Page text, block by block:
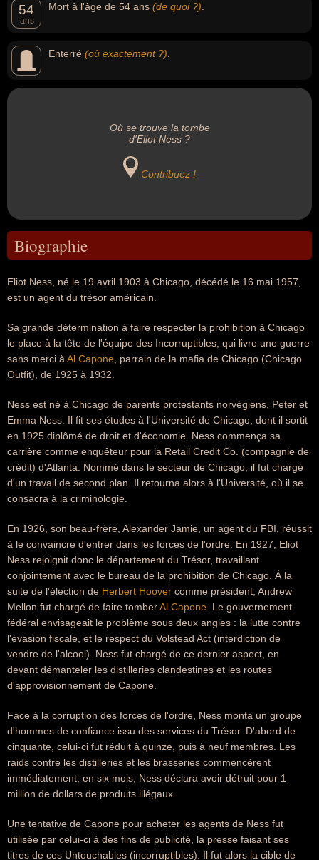
54
ans
Mort à l'âge de 54 ans (de quoi ?)
Enterré (où exactement ?)
Où se trouve la tombe
d'Eliot Ness ?
Contribuez !
Biographie
Eliot Ness, né le 19 avril 1903 à Chicago, décédé le 16 mai 1957,
est un agent du trésor américain.
Sa grande détermination à faire respecter la prohibition à Chicago
le place à la tête de l'équipe des Incorruptibles, qui livre une guerre
sans merci à Al Capone , parrain de la mafia de Chicago (Chicago
Outfit), de 1925 à 1932.
Ness est né à Chicago de parents protestants norvégiens, Peter et
Emma Ness. Il fit ses études à l'Université de Chicago, dont il sortit
en 1925 diplômé de droit et d'économie. Ness commença sa
carrière comme enquêteur pour la Retail Credit Co. (compagnie de
crédit) d'Atlanta. Nommé dans le secteur de Chicago, il fut chargé
d'un travail de second plan. Il retourna alors à l'Université, où il se
consacra à la criminologie.
En 1926, son beau-frère, Alexander Jamie, un agent du FBI, réussit
à le convaincre d'entrer dans les forces de l'ordre. En 1927, Eliot
Ness rejoignit donc le département du Trésor, travaillant
conjointement avec le bureau de la prohibition de Chicago. À la
suite de l'élection de Herbert Hoover comme président, Andrew
Mellon fut chargé de faire tomberAl Capone . Le gouvernement
fédéral envisageait le problème sous deux angles : la lutte contre
l'évasion fiscale, et le respect du Volstead Act (interdiction de
vendre de l'alcool). Ness fut chargé de ce dernier aspect, en
devant démanteler les distilleries clandestines et les routes
d'approvisionnement de Capone.
Face à la corruption des forces de l'ordre, Ness monta un groupe
d'hommes de confiance issu des services du Trésor. D'abord de
cinquante, celui-ci fut réduit à quinze, puis à neuf membres. Les
raids contre les distilleries et les brasseries commencèrent
immédiatement; en six mois, Ness déclara avoir détruit pour 1
million de dollars de produits illégaux.
Une tentative de Capone pour acheter les agents de Ness fut
utilisée par celui-ci à des fins de publicité, la presse faisant ses
titres de ces Untouchables (incorruptibles). Il fut alors la cible de